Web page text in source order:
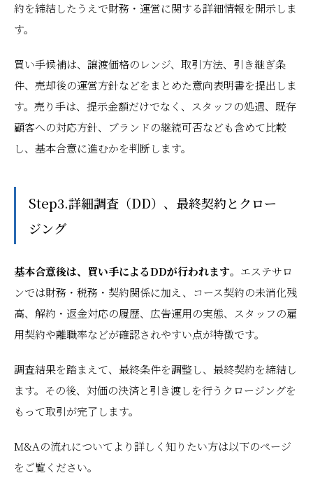
約を締結したうえで財務・運営に関する詳細情報を開示しま
す。
買い手候補は、譲渡価格のレンジ、取引方法、引き継ぎ条
件、売却後の運営方針などをまとめた意向表明書を提出しま
す。売り手は、提示金額だけでなく、スタッフの処遇、既存
顧客への対応方針、ブランドの継続可否なども含めて比較
し、基本合意に進むかを判断します。
Step3.詳細調査（DD）、最終契約とクロー
ジング
基本合意後は、買い手によるDDが行われます。エステサロ
ンでは財務・税務・契約関係に加え、コース契約の未消化残
高、解約・返金対応の履歴、広告運用の実態、スタッフの雇
用契約や離職率などが確認されやすい点が特徴です。
調査結果を踏まえて、最終条件を調整し、最終契約を締結し
ます。その後、対価の決済と引き渡しを行うクロージングを
もって取引が完了します。
M&Aの流れについてより詳しく知りたい方は以下のページ
をご覧ください。